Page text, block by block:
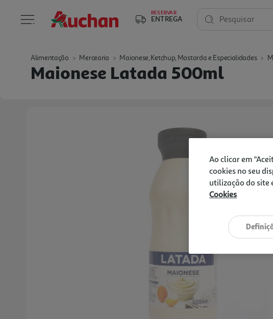
RESERVAR
ENTREGA Pesquisar
Alimentação Mercearia Maionese, Ketchup, Mostarda e Especialidades
Maionese Latada 500ml
Ao clicar em
cookies no seu
utilização do site
Cookies